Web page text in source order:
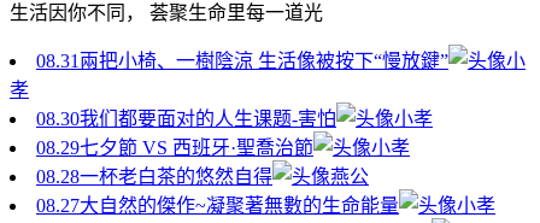
生活因你不同， 荟聚生命里每一道光
08.31兩把小椅、一樹陰涼 生活像被按下“慢放鍵”
小
孝
08.30我们都要面对的人生课题-害怕
小孝
08.29七夕節 VS 西班牙·聖喬治節
小孝
08.28一杯老白茶的悠然自得
燕公
08.27大自然的傑作~凝聚著無數的生命能量
小孝